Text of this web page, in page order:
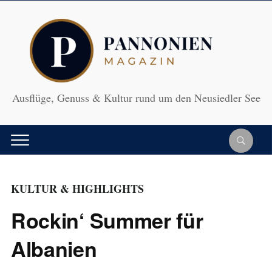
Ausflüge, Genuss & Kultur rund um den Neusiedler See
KULTUR & HIGHLIGHTS
Rockin‘ Summer für
Albanien